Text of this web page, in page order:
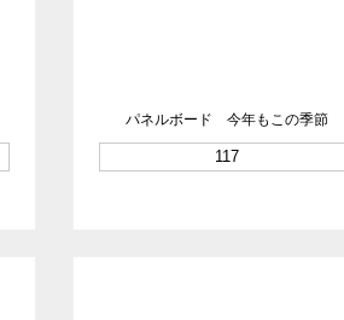
パネルボード 今年もこの季節
117